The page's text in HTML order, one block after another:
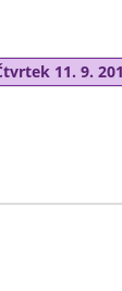
11. 9.